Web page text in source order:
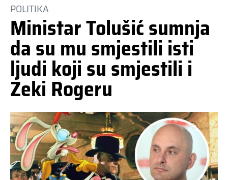
POLITIKA
Ministar Tolušić sumnja
da su mu smjestili isti
ljudi koji su smjestili i
Zeki Rogeru